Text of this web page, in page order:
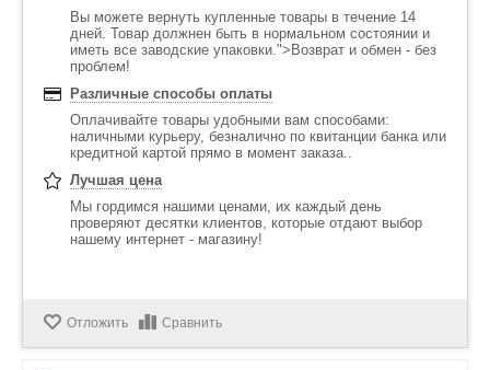
Вы можете вернуть купленные товары в течение 14
дней. Товар должнен быть в нормальном состоянии и
иметь все заводские упаковки.">Возврат и обмен - без
проблем!
Различные способы оплаты
Оплачивайте товары удобными вам способами:
наличными курьеру, безналично по квитанции банка или
кредитной картой прямо в момент заказа..
Лучшая цена
Мы гордимся нашими ценами, их каждый день
проверяют десятки клиентов, которые отдают выбор
нашему интернет - магазину!
Отложить Сравнить